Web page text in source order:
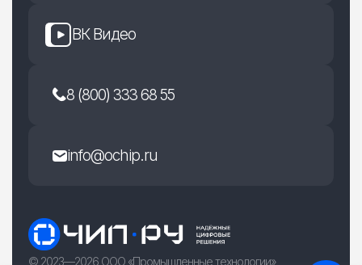
ВК Видео
8 (800) 333 68 55
info@ochip.ru
© 2023—2026 ООО «Промышленные технологии»